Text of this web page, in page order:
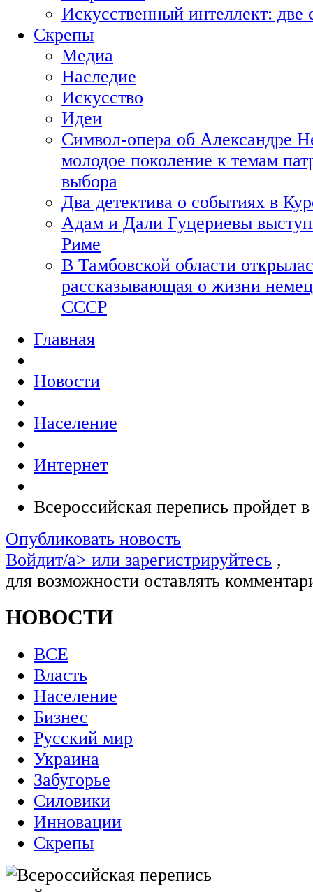
Искусственный интеллект:
Скрепы
Медиа
Наследие
Искусство
Идеи
Символ-опера об Александре
молодое поколение к темам
выбора
Два детектива о событиях в
Адам и Дали Гуцериевы
Риме
В Тамбовской области
рассказывающая о жизни
СССР
Главная
Новости
Население
Интернет
Всероссийская перепись пройдет
Опубликовать новость
Войдит/a> или зарегистрируйтесь ,
для возможности оставлять
НОВОСТИ
ВСЕ
Власть
Население
Бизнес
Русский мир
Украина
Забугорье
Силовики
Инновации
Скрепы